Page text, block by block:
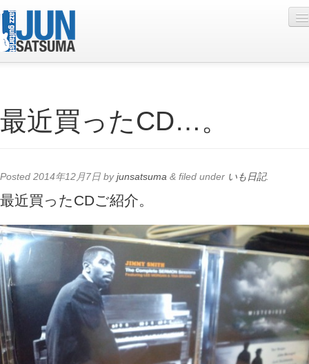
Live Schedule
Photo
Contact
YouTube
Online Lesson
最近買ったCD…。
Posted 2014年12月7日 byjunsatsuma & filed under いも日記.
最近買ったCDご紹介。